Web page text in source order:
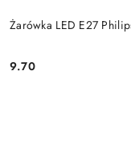
Żarówka LED E27
Cena:
9.70